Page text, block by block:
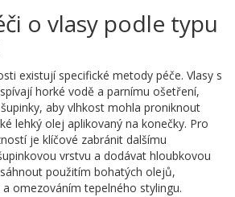
o vlasy podle typu
existují specifické metody péče. Vlasy s
horké vodě a parnímu ošetření,
aby vlhkost mohla proniknout
lehký olej aplikovaný na konečky. Pro
je klíčové zabránit dalšímu
vrstvu a dodávat hloubkovou
použitím bohatých olejů,
omezováním tepelného stylingu.